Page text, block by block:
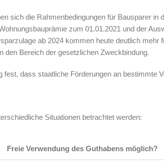
sich die Rahmenbedingungen für Bausparer in
zum 01.01.2021 und der
ab 2024 kommen heute deutlich mehr
den Bereich der gesetzlichen Zweckbindung.
fest, dass staatliche Förderungen an bestimmte
Situationen betrachtet werden:
Freie Verwendung des Guthabens möglich?